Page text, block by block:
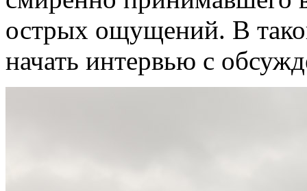
острых ощущений. В
начать интервью с